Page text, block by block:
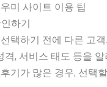
미 사이트 이용 팁
하기
택하기 전에 다른 고
격, 서비스 태도 등을
기가 많은 경우, 선택